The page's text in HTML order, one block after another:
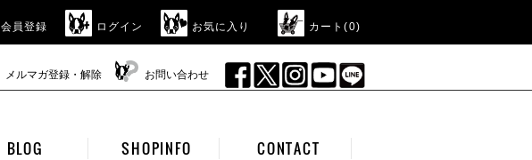
会員登録 ログイン お気に入り カート(0)
メルマガ登録・解除 お問い合わせ
BLOG SHOPINFO CONTACT